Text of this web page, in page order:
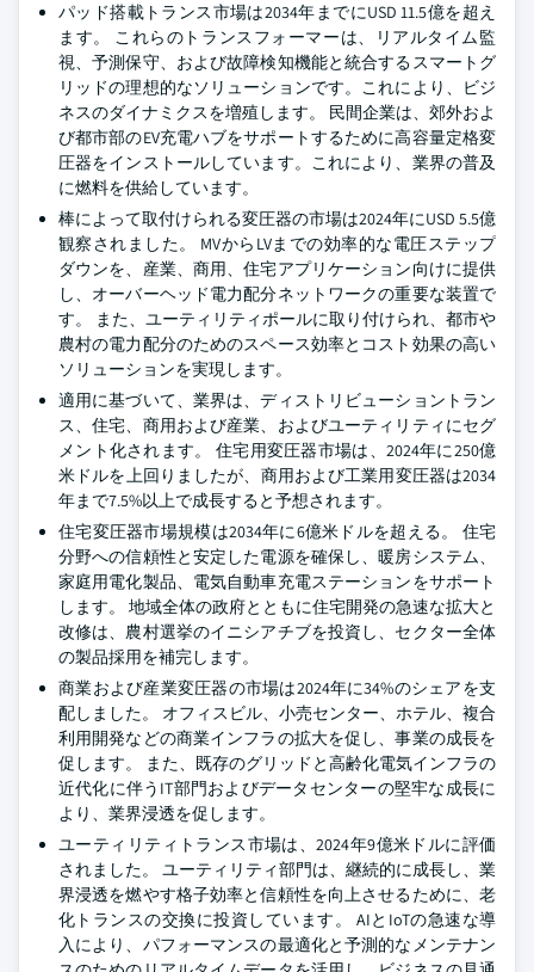
パッド搭載トランス市場は2034年までにUSD 11.5億を超え
ます。 これらのトランスフォーマーは、リアルタイム監
視、予測保守、および故障検知機能と統合するスマートグ
リッドの理想的なソリューションです。これにより、ビジ
ネスのダイナミクスを増殖します。 民間企業は、郊外およ
び都市部のEV充電ハブをサポートするために高容量定格変
圧器をインストールしています。これにより、業界の普及
に燃料を供給しています。
棒によって取付けられる変圧器の市場は2024年にUSD 5.5億
観察されました。 MVからLVまでの効率的な電圧ステップ
ダウンを、産業、商用、住宅アプリケーション向けに提供
し、オーバーヘッド電力配分ネットワークの重要な装置で
す。 また、ユーティリティポールに取り付けられ、都市や
農村の電力配分のためのスペース効率とコスト効果の高い
ソリューションを実現します。
適用に基づいて、業界は、ディストリビューショントラン
ス、住宅、商用および産業、およびユーティリティにセグ
メント化されます。 住宅用変圧器市場は、2024年に250億
米ドルを上回りましたが、商用および工業用変圧器は2034
年まで7.5%以上で成長すると予想されます。
住宅変圧器市場規模は2034年に6億米ドルを超える。 住宅
分野への信頼性と安定した電源を確保し、暖房システム、
家庭用電化製品、電気自動車充電ステーションをサポート
します。 地域全体の政府とともに住宅開発の急速な拡大と
改修は、農村選挙のイニシアチブを投資し、セクター全体
の製品採用を補完します。
商業および産業変圧器の市場は2024年に34%のシェアを支
配しました。 オフィスビル、小売センター、ホテル、複合
利用開発などの商業インフラの拡大を促し、事業の成長を
促します。 また、既存のグリッドと高齢化電気インフラの
近代化に伴うIT部門およびデータセンターの堅牢な成長に
より、業界浸透を促します。
ユーティリティトランス市場は、2024年9億米ドルに評価
されました。 ユーティリティ部門は、継続的に成長し、業
界浸透を燃やす格子効率と信頼性を向上させるために、老
化トランスの交換に投資しています。 AIとIoTの急速な導
入により、パフォーマンスの最適化と予測的なメンテナン